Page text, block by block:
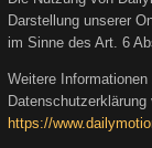
Darstellung unserer
im Sinne des Art. 6
Weitere
https://